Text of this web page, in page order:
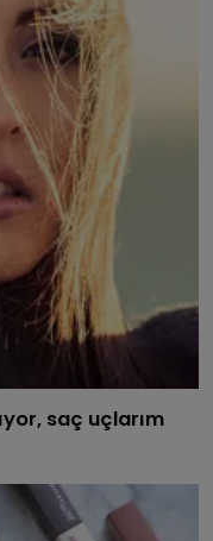
saç uçlarım